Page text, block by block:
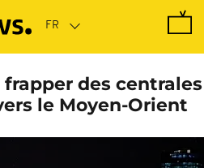
des centrales
le Moyen-Orient